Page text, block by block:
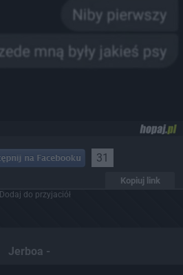
31
Kopiuj link
Dodaj do przyjaciół
Jerboa -